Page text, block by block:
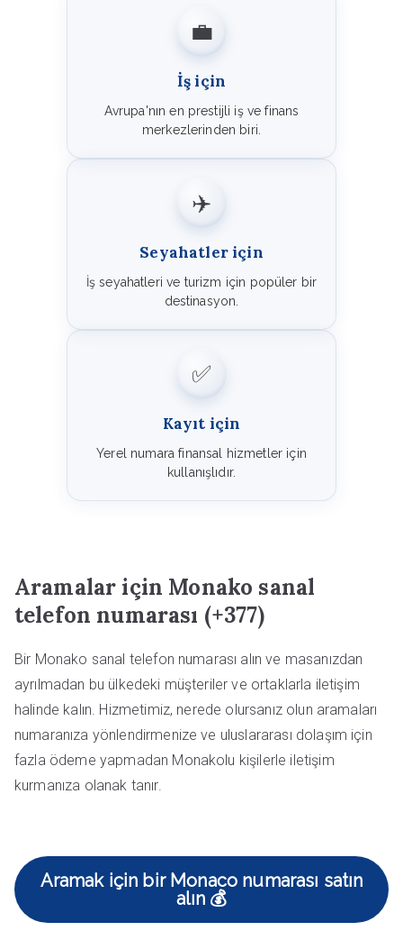
💼
İş için
Avrupa'nın en prestijli iş ve finans
merkezlerinden biri.
✈️
Seyahatler için
İş seyahatleri ve turizm için popüler bir
destinasyon.
✅
Kayıt için
Yerel numara finansal hizmetler için
kullanışlıdır.
Aramalar için Monako sanal
telefon numarası (+377)
Bir Monako sanal telefon numarası alın ve masanızdan
ayrılmadan bu ülkedeki müşteriler ve ortaklarla iletişim
halinde kalın. Hizmetimiz, nerede olursanız olun aramaları
numaranıza yönlendirmenize ve uluslararası dolaşım için
fazla ödeme yapmadan Monakolu kişilerle iletişim
kurmanıza olanak tanır.
Aramak için bir Monaco numarası satın
alın 💰